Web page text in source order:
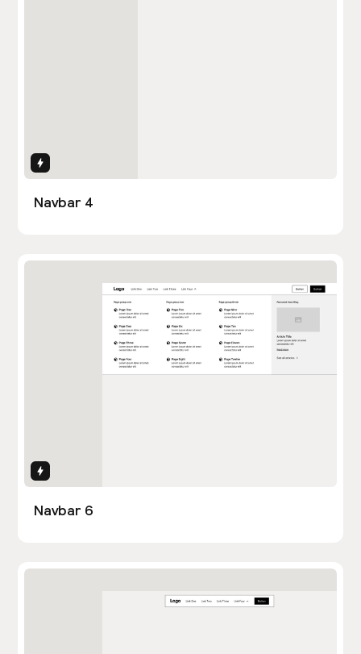
Navbar 4
Navbar 6